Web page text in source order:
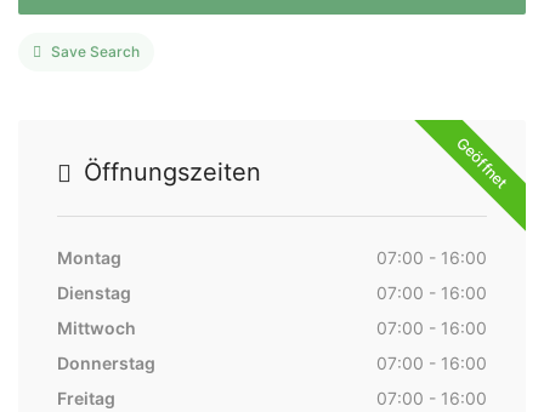
Save Search
Geöffnet
Öffnungszeiten
Montag
07:00 - 16:00
Dienstag
07:00 - 16:00
Mittwoch
07:00 - 16:00
Donnerstag
07:00 - 16:00
Freitag
07:00 - 16:00